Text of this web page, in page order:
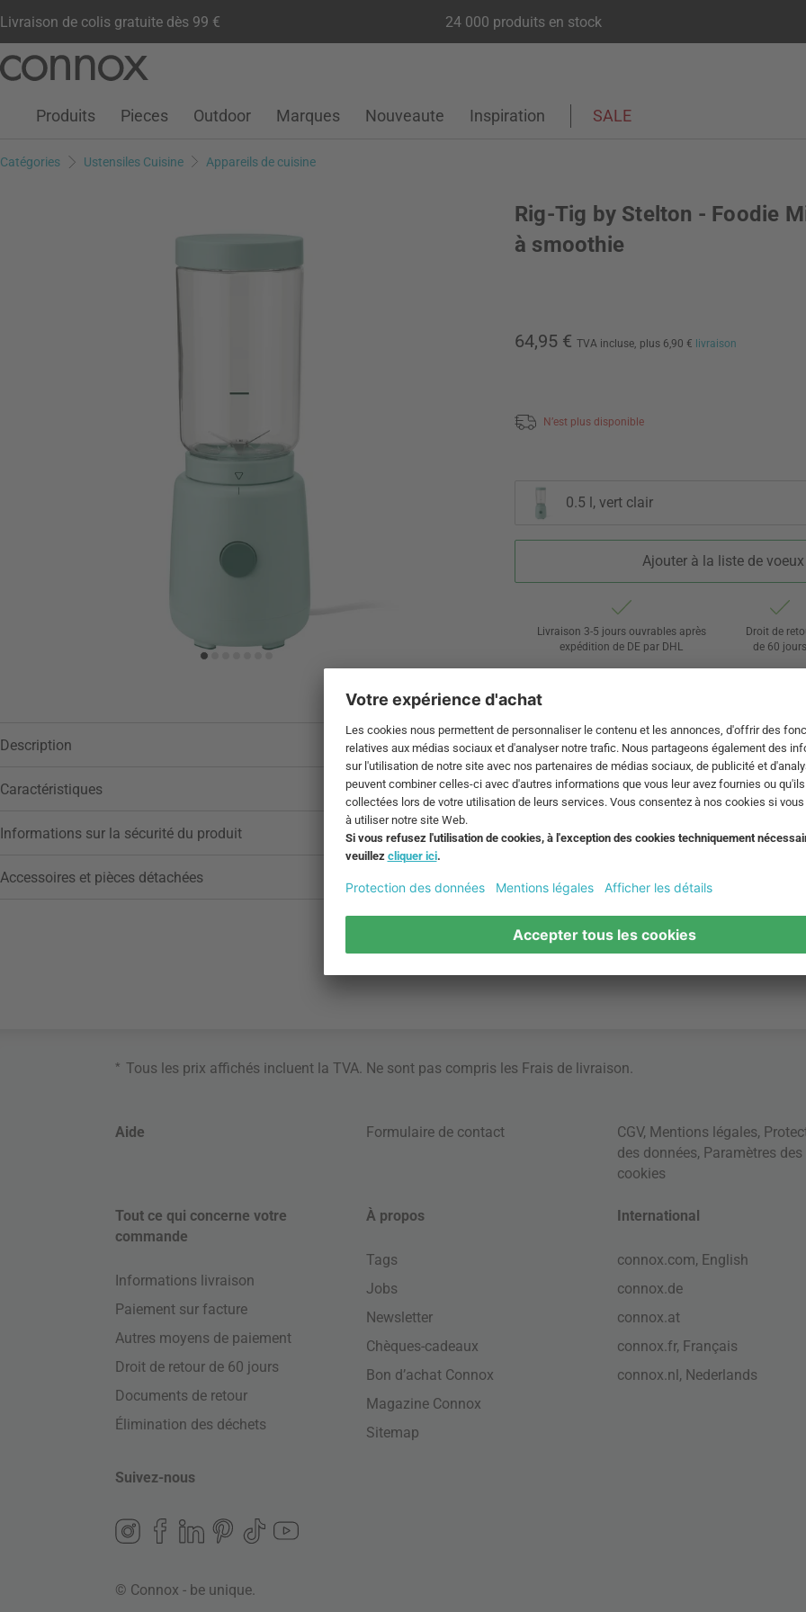
Livraison de colis gratuite dès 99 € 24 000 produits en stock
contenu
Compte clientListe de souhaits
Warenkorb
Produits Pieces Outdoor Marques Nouveaute Inspiration SALE
Catégories Ustensiles Cuisine Appareils de cuisine
Rig-Tig by Stelton - Foodie
à smoothie
64,95 € TVA incluse, plus 6,90 € livraison
N’est plus disponible
0.5 l, vert clair
Ajouter à la liste de voeux
Livraison 3-5 jours ouvrables après
expédition de DE par DHL
Droit de
de 60
Description
Caractéristiques
Informations sur la sécurité du produit
Accessoires et pièces détachées
* Tous les prix affichés incluent la TVA. Ne sont pas compris les Frais de livraison.
Aide Formulaire de contact CGV, Mentions légales,
des données, Paramètres des
cookies
Tout ce qui concerne votre
commande
Informations livraison
Paiement sur facture
Autres moyens de paiement
Droit de retour de 60 jours
Documents de retour
Élimination des déchets
À propos
Tags
Jobs
Newsletter
Chèques-cadeaux
Bon d’achat Connox
Magazine Connox
Sitemap
International
connox.com, English
connox.de
connox.at
connox.fr, Français
connox.nl, Nederlands
Suivez-nous
© Connox - be unique.